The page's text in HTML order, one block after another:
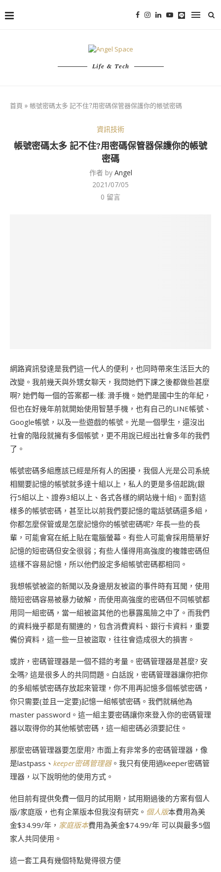
Life & Tech
首頁 » 帳號密碼太多 記不住?用密碼保管器保護你的帳號密碼
資訊技術
帳號密碼太多 記不住?用密碼保管器保護你的帳號
密碼
作者 by Angel
2021/07/05
0 留言
網路資訊發達是我們這一代人的便利，也同時帶來生活巨大的
改變。我前幾天與外甥女聊天，我問她們下課之後都做些甚麼
啊? 她們每一個的答案都一樣: 滑手機。她們是國中生的年紀，
但也在好幾年前就開始使用智慧手機，也有自己的LINE帳號、
Google帳號，以及一些遊戲的帳號。光是一個學生，還沒出
社會的階段就擁有多個帳號，更不用說已經出社會多年的我們
了。
帳號密碼多組應該已經是所有人的困擾，我個人光是公司系統
相關要記憶的帳號就多達十組以上，私人的更是多倍起跳(銀
行5組以上、證券3組以上、各式各樣的網站幾十組)。面對這
樣多的帳號密碼，甚至比以前我們要記憶的電話號碼還多組，
你都怎麼保管或是怎麼記憶你的帳號密碼呢? 年長一些的長
輩，可能會寫在紙上貼在電腦螢幕。有些人可能會採用簡單好
記憶的短密碼但安全很弱；有些人懂得用高強度的複雜密碼但
這樣不容易記憶，所以他們設定多組帳號密碼都相同。
我想帳號被盜的新聞以及身邊朋友被盜的事件時有耳聞，使用
簡短密碼容易被暴力破解，而使用高強度的密碼但不同帳號都
用同一組密碼，當一組被盜其他的也暴露風險之中了。而我們
的資料幾乎都是有關連的，包含消費資料、銀行卡資料，重要
備份資料，這一些一旦被盜取，往往會造成很大的損害。
或許，密碼管理器是一個不錯的考量。密碼管理器是甚麼? 安
全嗎? 這是很多人的共同問題。白話說，密碼管理器讓你把你
的多組帳號密碼存放起來管理，你不用再記憶多個帳號密碼，
你只需要(並且一定要)記憶一組帳號密碼。我們就稱他為
master password。這一組主要密碼讓你來登入你的密碼管理
器以取得你的其他帳號密碼，這一組密碼必須要記住。
那麼密碼管理器要怎麼用? 市面上有非常多的密碼管理器，像
是lastpass、 keeper密碼管理器。我只有使用過keeper密碼管
理器，以下說明他的使用方式。
他目前有提供免費一個月的試用期，試用期過後的方案有個人
版/家庭版，也有企業版本但我沒有研究。 個人版本費用為美
金$34.99/年， 家庭版本費用為美金$74.99/年 可以與最多5個
家人共同使用。
這一套工具有幾個特點覺得很方便